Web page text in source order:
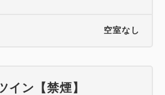
空室なし
イン【禁煙】